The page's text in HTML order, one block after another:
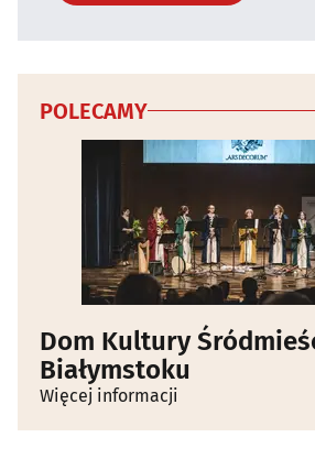
POLECAMY
Dom Kultury
Białymstoku
Więcej informacji